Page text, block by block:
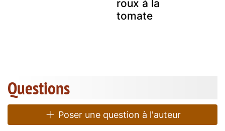
roux à la
tomate
Questions
Poser une question à l'auteur